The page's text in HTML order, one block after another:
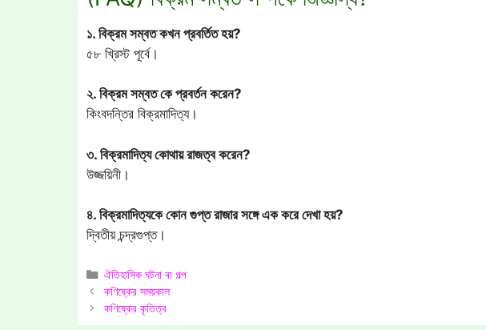
১. বিক্রম সম্বত কখন প্রবর্তিত হয়?
৫৮ খ্রিস্ট পূর্বে।
২. বিক্রম সম্বত কে প্রবর্তন করেন?
কিংবদন্তির বিক্রমাদিত্য।
৩. বিক্রমাদিত্য কোথায় রাজত্ব করেন?
উজ্জয়িনী।
৪. বিক্রমাদিত্যকে কোন গুপ্ত রাজার সঙ্গে এক করে দেখা হয়?
দ্বিতীয় চন্দ্রগুপ্ত।
Categories
ঐতিহাসিক ঘটনা বা গল্প
কণিষ্কের সময়কাল
কণিষ্কের কৃতিত্ব